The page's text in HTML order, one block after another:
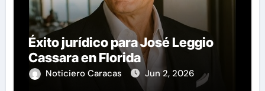
Éxito jurídico para José Leggio
Cassara en Florida
Noticiero Caracas Jun 2, 2026